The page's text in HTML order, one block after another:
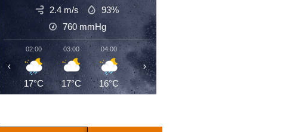
2.4 m/s
93%
760 mmHg
02:00
17°C
03:00
17°C
04:00
16°C
05:00
16°C
‹ ›